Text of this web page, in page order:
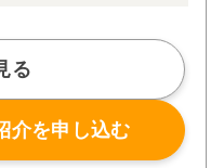
る
介を申し込む